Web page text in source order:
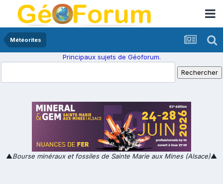
Météorites
Principaux sujets de Géoforum.
▲Bourse minéraux et fossiles de Sainte Marie aux Mines (Alsace)▲